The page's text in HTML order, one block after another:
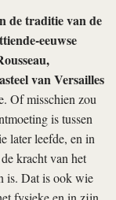
de traditie van de
eeuwse
van Versailles
Of misschien zou
is tussen
later leefde, en in
kracht van het
is. Dat is ook wie